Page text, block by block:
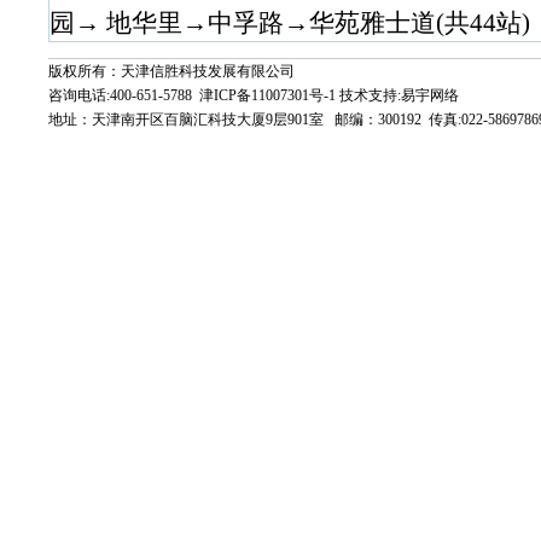
园→ 地华里→中孚路→华苑雅士道(共44站)
版权所有：天津信胜科技发展有限公司
咨询电话:400-651-5788 津ICP备11007301号-1 技术支持:易宇网络
地址：天津南开区百脑汇科技大厦9层901室 邮编：300192 传真:022-